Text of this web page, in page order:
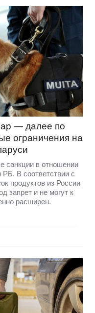
— далее по
ограничения на
санкции в отношении
РБ. В соответствии с
продуктов из России
запрет и не могут к
расширен.